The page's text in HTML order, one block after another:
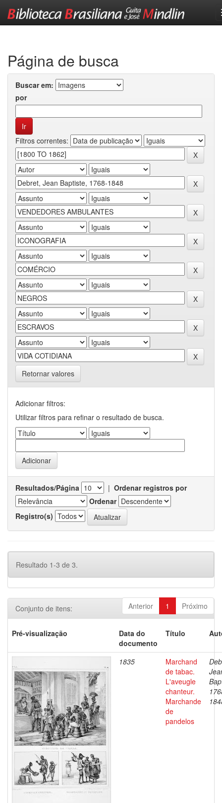
Página de busca
Buscar em:
por
Filtros correntes:
Retornar valores
Adicionar filtros:
Utilizar filtros para refinar o resultado de busca.
Resultados/Página | Ordenar registros por
Ordenar
Registro(s)
Resultado 1-3 de 3.
Anterior 1 Próximo
Conjunto de itens:
Pré-visualização
Data do
documento
Título
1835
Marchand
de tabac.
L'aveugle
chanteur.
Marchande
de
pandelos